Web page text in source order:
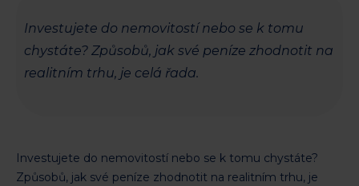
Investujete do nemovitostí nebo se k tomu
chystáte? Způsobů, jak své peníze zhodnotit na
realitním trhu, je celá řada.
Investujete do nemovitostí nebo se k tomu chystáte?
Způsobů, jak své peníze zhodnotit na realitním trhu, je